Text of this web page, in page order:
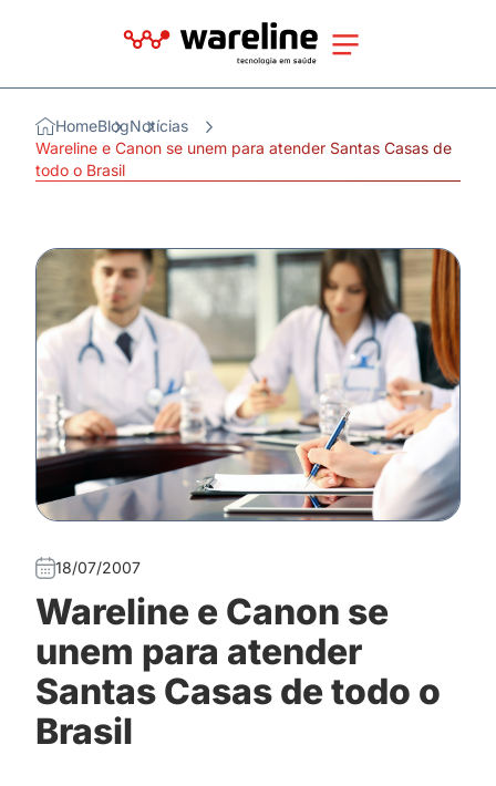
HomeBlogNotícias
Wareline e Canon se unem para atender Santas Casas de
todo o Brasil
18/07/2007
Wareline e Canon se
unem para atender
Santas Casas de todo o
Brasil